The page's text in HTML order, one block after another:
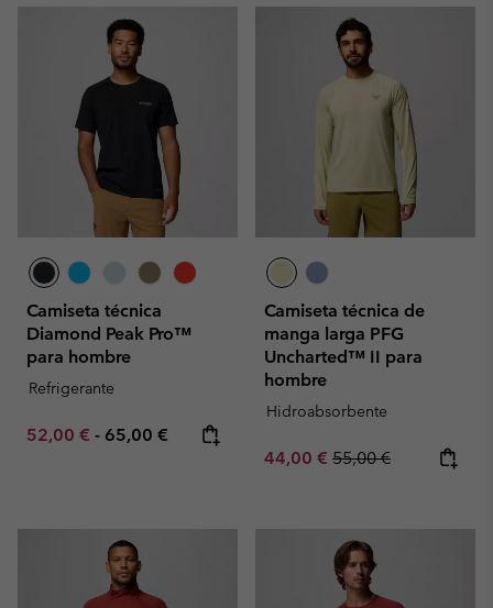
Camiseta técnica
Diamond Peak Pro™
para hombre
Refrigerante
Minimum sale price:
52,00 € - Maximum price:
65,00 €
Camiseta técnica de
manga larga PFG
Uncharted™ II para
hombre
Hidroabsorbente
Sale price:
44,00 € Regular price:
55,00 €